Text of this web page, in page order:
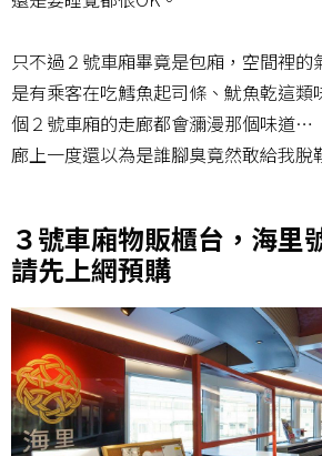
只不過２號車廂畢竟是包廂，空間裡
是有乘客在吃鱈魚起司條、魷魚乾這類
個２號車廂的走廊都會瀰漫那個味道…
廊上一度還以為是誰腳臭竟然敢給我脫
３號車廂物販櫃台，海里
請先上網預購